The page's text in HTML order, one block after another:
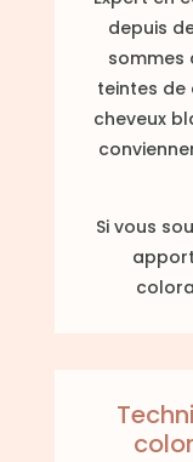
depuis
sommes
teintes de
cheveux
Si vous